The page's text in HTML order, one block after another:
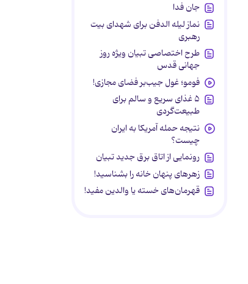
جان فدا
نماز لیله الدفن برای شهدای بیت
رهبری
طرح اختصاصی تبیان ویژه روز
جهانی قدس
فومو؛ غول جیب‌بر فضای مجازی!
۵ غذای سریع و سالم برای
طبیعت‌گردی
نتیجه حمله آمریکا به ایران
چیست؟
رونمایی از اتاق برق جدید تبیان
زهرهای پنهان خانه را بشناسید!
قهرمان‌های خسته یا والدین مفید!